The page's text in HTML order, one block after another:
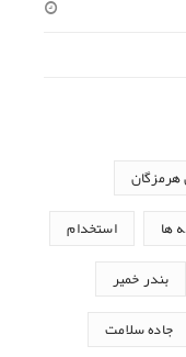
هرمزگان
ها استخدام
بندر خمیر
جاده سلامت